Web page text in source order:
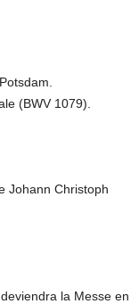
(BWV 1079).
Johann Christoph
la Messe en